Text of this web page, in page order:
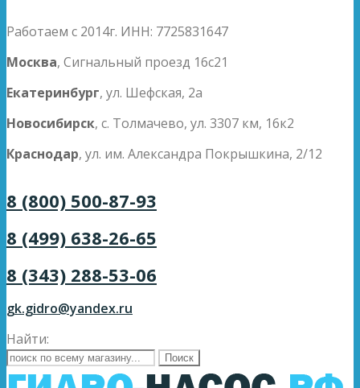
Работаем с 2014г. ИНН: 7725831647
Москва, Сигнальный проезд 16с21
Екатеринбург, ул. Шефская, 2а
Новосибирск, с. Толмачево, ул. 3307 км, 16к2
Краснодар, ул. им. Александра Покрышкина, 2/12
8 (800) 500-87-93
8 (499) 638-26-65
8 (343) 288-53-06
gk.gidro@yandex.ru
Найти: